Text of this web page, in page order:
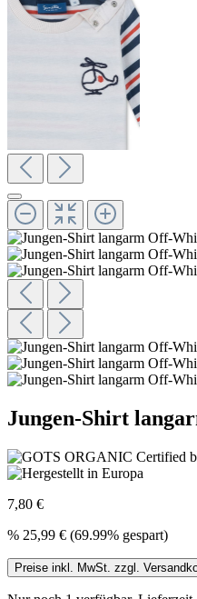
Jungen-Shirt
7,80 €
% 25,99 € (69.99% gespart)
Preise inkl. MwSt. zzgl.